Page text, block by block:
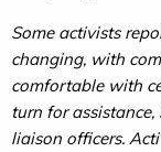
Some activists
changing, with
comfortable with
turn for
liaison officers.